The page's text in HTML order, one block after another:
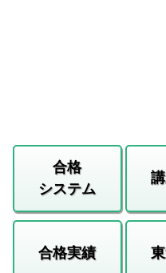
合格
システム
合格実績